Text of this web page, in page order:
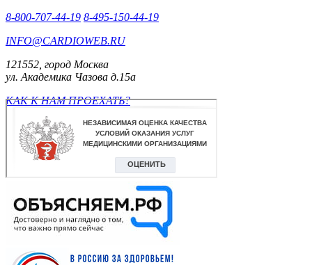
8-800-707-44-19 8-495-150-44-19
INFO@CARDIOWEB.RU
121552, город Москва
ул. Академика Чазова д.15а
КАК К НАМ ПРОЕХАТЬ?